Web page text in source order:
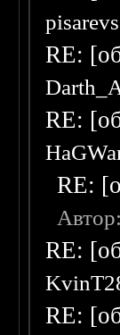
pisarevs
RE:
RE:
RE:
RE:
RE: